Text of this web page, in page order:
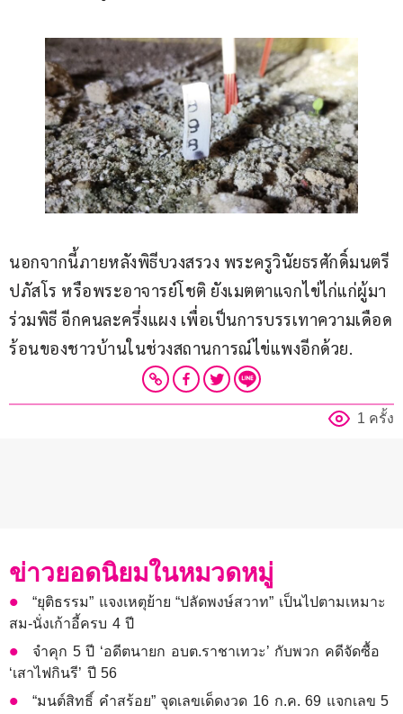
นอกจากนี้ภายหลังพิธีบวงสรวง พระครูวินัยธรศักดิ์มนตรี
ปภัสโร หรือพระอาจารย์โชติ ยังเมตตาแจกไข่ไก่แก่ผู้มา
ร่วมพิธี อีกคนละครึ่งแผง เพื่อเป็นการบรรเทาความเดือด
ร้อนของชาวบ้านในช่วงสถานการณ์ไข่แพงอีกด้วย.
1 ครั้ง
ข่าวยอดนิยมในหมวดหมู่
“ยุติธรรม” แจงเหตุย้าย “ปลัดพงษ์สวาท” เป็นไปตามเหมาะ
สม-นั่งเก้าอี้ครบ 4 ปี
จำคุก 5 ปี ‘อดีตนายก อบต.ราชาเทวะ’ กับพวก คดีจัดซื้อ
‘เสาไฟกินรี’ ปี 56
“มนต์สิทธิ์ คำสร้อย” จุดเลขเด็ดงวด 16 ก.ค. 69 แจกเลข 5